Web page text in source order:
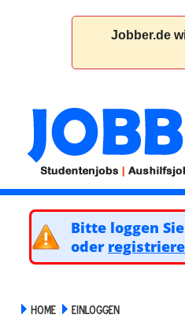
Bitte loggen
oder
HOME EINLOGGEN